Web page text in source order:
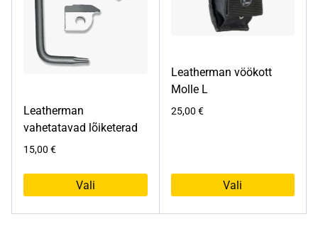
Leatherman
vahetatavad lõiketerad
15,00 €
Vali
Leatherman vöökott
Molle L
25,00 €
Vali